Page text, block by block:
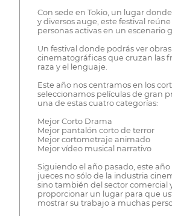
Con sede en Tokio, un lugar
y diversos auge, este festival
personas activas en un escenario
Un festival donde podrás ver obras
cinematográficas que cruzan las
raza y el lenguaje.
Este año nos centramos en los
seleccionamos películas de gran
una de estas cuatro categorías:
Mejor Corto Drama
Mejor pantalón corto de terror
Mejor cortometraje animado
Mejor vídeo musical narrativo
Siguiendo el año pasado, este
jueces no sólo de la industria
sino también del sector comercial
proporcionar un lugar para que
mostrar su trabajo a muchas